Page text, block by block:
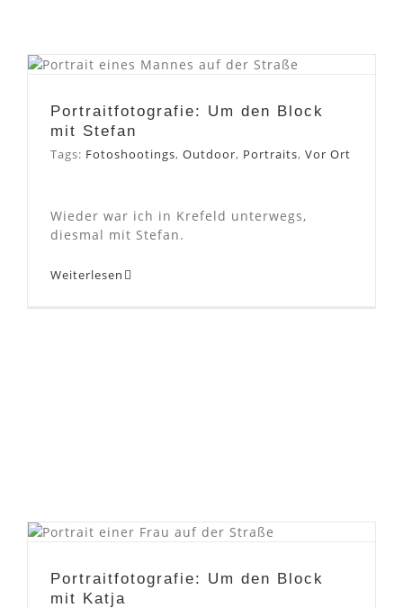
Portraitfotografie: Um den Block
mit Stefan
Tags: Fotoshootings, Outdoor, Portraits, Vor Ort
Wieder war ich in Krefeld unterwegs,
diesmal mit Stefan.
Weiterlesen
Portraitfotografie: Um den Block
mit Katja